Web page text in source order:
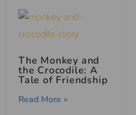
The Monkey and
the Crocodile: A
Tale of Friendship
Read More »